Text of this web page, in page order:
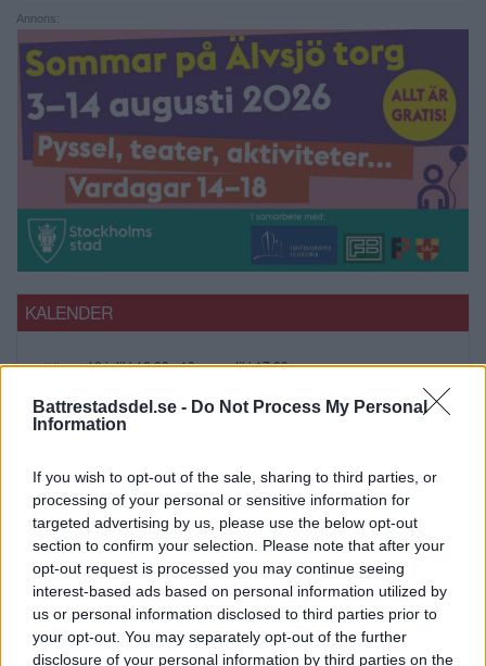
Battrestadsdel.se - Do Not Process My Personal
Information
If you wish to opt-out of the sale, sharing to third parties, or
processing of your personal or sensitive information for
targeted advertising by us, please use the below opt-out
section to confirm your selection. Please note that after your
opt-out request is processed you may continue seeing
interest-based ads based on personal information utilized by
us or personal information disclosed to third parties prior to
your opt-out. You may separately opt-out of the further
disclosure of your personal information by third parties on the
Annons:
KALENDER
JUL 10 julikl.16:00-10 augustikl.17:00
JUL 30 julikl.08:00
3
3 augustikl.14:00 14 augustikl.18:00
Sommar på Älvsjötorg 3-14 augusti 2026
AUG
3
3 augustikl.14:00 -14 augustikl.18:00
Sommar på torget Älvsjö 2026
AUG
6
6 augustikl.19:00-8 augustikl.19:00
Carrie the musical